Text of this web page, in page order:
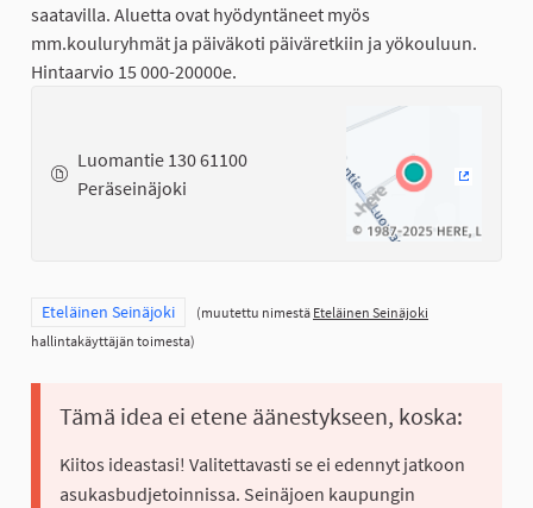
saatavilla. Aluetta ovat hyödyntäneet myös
mm.kouluryhmät ja päiväkoti päiväretkiin ja yökouluun.
Hintaarvio 15 000-20000e.
Luomantie 130 61100
Peräseinäjoki
Rajaa tulokset teeman mukaan: Eteläinen Seinäjoki
Eteläinen Seinäjoki (muutettu nimestä Eteläinen Seinäjoki
hallintakäyttäjän toimesta)
Tämä idea ei etene äänestykseen, koska:
Kiitos ideastasi! Valitettavasti se ei edennyt jatkoon
asukasbudjetoinnissa. Seinäjoen kaupungin